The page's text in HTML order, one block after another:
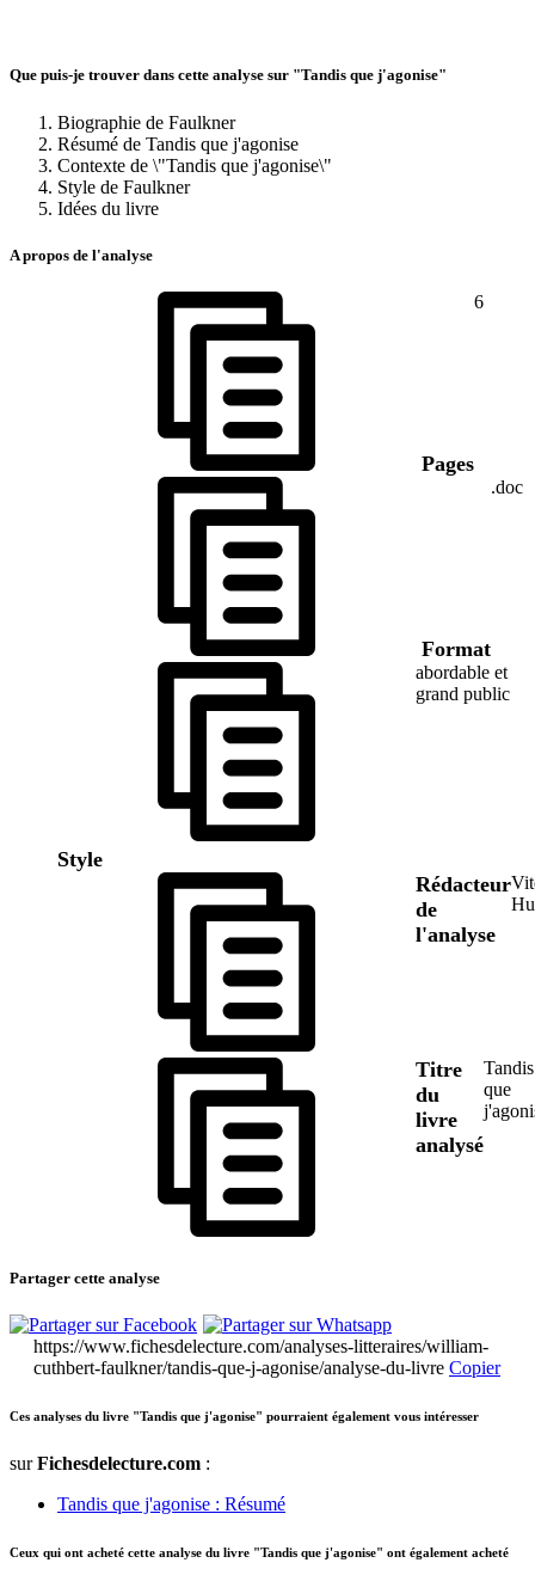
Que puis-je trouver dans cette analyse sur "Tandis que j'agonise"
Biographie de Faulkner
Résumé de Tandis que j'agonise
Contexte de \"Tandis que j'agonise\"
Style de Faulkner
Idées du livre
A propos de l'analyse
Pages
6
Format
.doc
Style
abordable et
grand public
Rédacteur
de
l'analyse
Titre
du
livre
analysé
Tandis
que
Partager cette analyse
https://www.fichesdelecture.com/analyses-litteraires/william-
cuthbert-faulkner/tandis-que-j-agonise/analyse-du-livre Copier
Ces analyses du livre "Tandis que j'agonise" pourraient également vous intéresser
surFichesdelecture.com :
Tandis que j'agonise : Résumé
Ceux qui ont acheté cette analyse du livre "Tandis que j'agonise" ont également acheté